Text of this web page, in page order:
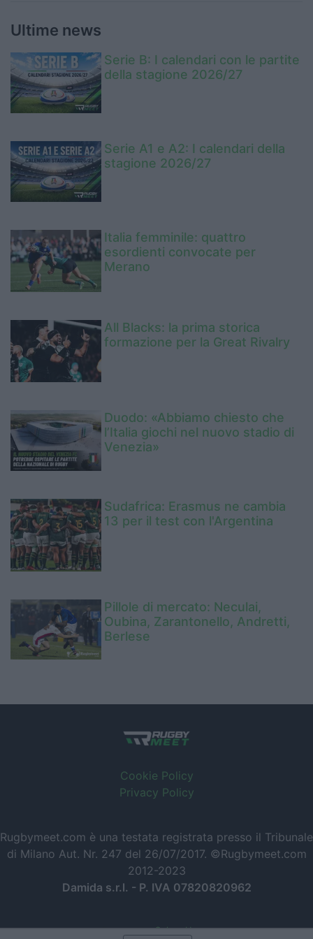
Ultime news
Serie B: I calendari con le partite
della stagione 2026/27
Serie A1 e A2: I calendari della
stagione 2026/27
Italia femminile: quattro
esordienti convocate per
Merano
All Blacks: la prima storica
formazione per la Great Rivalry
Duodo: «Abbiamo chiesto che
l’Italia giochi nel nuovo stadio di
Venezia»
Sudafrica: Erasmus ne cambia
13 per il test con l'Argentina
Pillole di mercato: Neculai,
Oubina, Zarantonello, Andretti,
Berlese
Cookie Policy
Privacy Policy
Rugbymeet.com è una testata registrata presso il Tribunale
di Milano Aut. Nr. 247 del 26/07/2017. ©Rugbymeet.com
2012-2023
Damida s.r.l. - P. IVA 07820820962
Powered bySpheraHouse